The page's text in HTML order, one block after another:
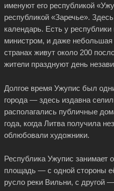
именуют его республикой
республикой «Заречье».
календарь. Есть у
министром, и даже
странах живут около 200
жители празднуют день
Долгое время Ужупис был
города — здесь издавна
располагались публичные
года, когда Литва получила
облюбовали художники.
Республика Ужупис занимает
площадь — с одной стороны
русло реки Вильни, с другой